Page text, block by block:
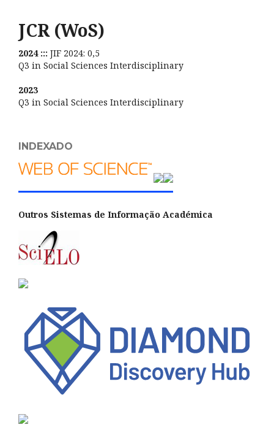
JCR (WoS)
2024 ::: JIF 2024: 0,5
Q3 in Social Sciences Interdisciplinary
2023
Q3 in Social Sciences Interdisciplinary
INDEXADO
Outros Sistemas de Informação Académica